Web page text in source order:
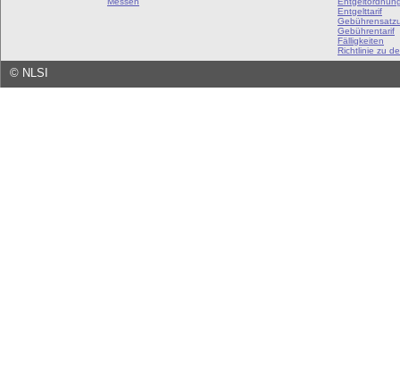
Entgelttarif
Gebührentarif
Fälligkeiten
Richtlinie zu
© NLSI